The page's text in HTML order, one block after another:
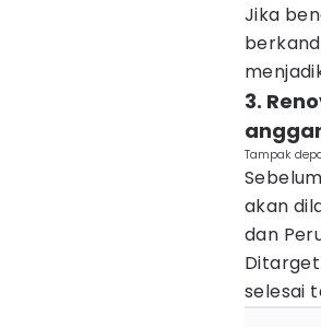
Jika
3.
Tampak
akan
dan
selesai